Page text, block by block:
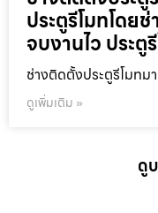
ประตูรีโมทโดย
จบงานไว ประตู
ช่างติดตั้งประตูรีโมท
ดูเพิ่มเติม »
ดู